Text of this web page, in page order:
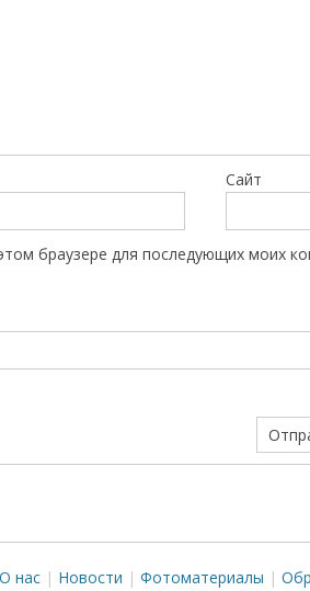
Сайт
браузере для последующих моих
О нас Новости Фотоматериалы